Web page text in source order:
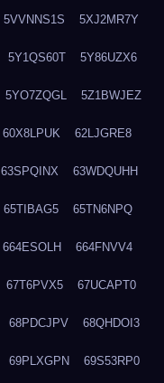
5VVNNS1S 5XJ2MR7Y
5Y1QS60T 5Y86UZX6
5YO7ZQGL 5Z1BWJEZ
60X8LPUK 62LJGRE8
63SPQINX 63WDQUHH
65TIBAG5 65TN6NPQ
664ESOLH 664FNVV4
67T6PVX5 67UCAPT0
68PDCJPV 68QHDOI3
69PLXGPN 69S53RP0